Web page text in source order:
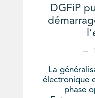
DGFiP
La
électronique
phase